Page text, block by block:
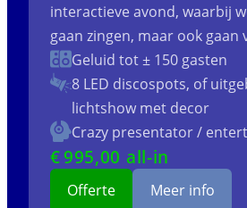
interactieve avond, waarbij
gaan zingen, maar ook gaan
Geluid tot ± 150 gasten
8 LED discospots, of
lichtshow met decor
Crazy presentator /
€995,00 all-in
Offerte Meer info